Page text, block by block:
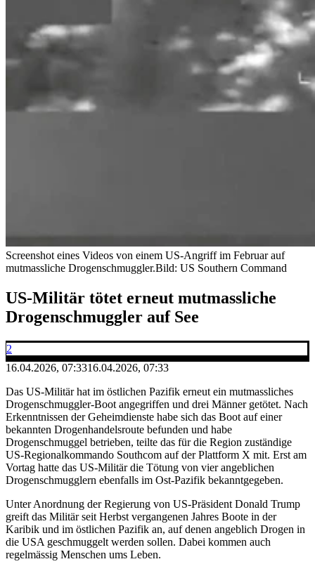
Screenshot eines Videos von einem US-Angriff im Februar auf
mutmassliche Drogenschmuggler.Bild: US Southern Command
US-Militär tötet erneut mutmassliche
Drogenschmuggler auf See
2
16.04.2026, 07:3316.04.2026, 07:33
Das US-Militär hat im östlichen Pazifik erneut ein mutmassliches
Drogenschmuggler-Boot angegriffen und drei Männer getötet. Nach
Erkenntnissen der Geheimdienste habe sich das Boot auf einer
bekannten Drogenhandelsroute befunden und habe
Drogenschmuggel betrieben, teilte das für die Region zuständige
US-Regionalkommando Southcom auf der Plattform X mit. Erst am
Vortag hatte das US-Militär die Tötung von vier angeblichen
Drogenschmugglern ebenfalls im Ost-Pazifik bekanntgegeben.
Unter Anordnung der Regierung von US-Präsident Donald Trump
greift das Militär seit Herbst vergangenen Jahres Boote in der
Karibik und im östlichen Pazifik an, auf denen angeblich Drogen in
die USA geschmuggelt werden sollen. Dabei kommen auch
regelmässig Menschen ums Leben.